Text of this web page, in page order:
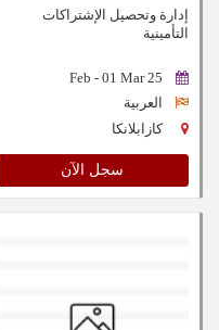
إدارة وتحصيل الإشتراكات
التأمينية
25 Feb - 01 Mar
العربية
كازابلانكا
سجل الآن